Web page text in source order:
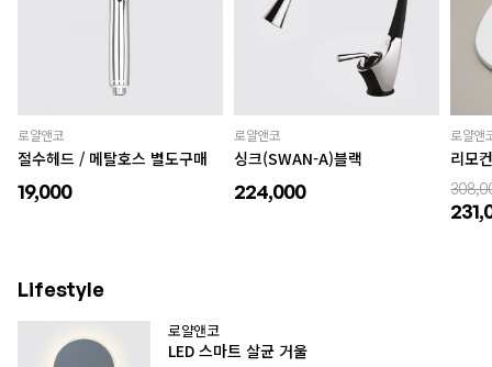
로얄앤코
절수헤드 / 메탈호스 별도구매
19,000
로얄앤코
싱크(SWAN-A)블랙
224,000
로얄앤
리모
Lifestyle
로얄앤코
LED 스마트 살균 거울